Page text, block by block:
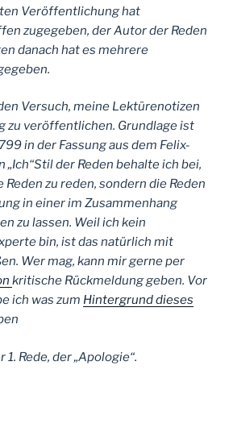
Veröffentlichung hat
zugegeben, der Autor der Reden
danach hat es mehrere
Versuch, meine Lektürenotizen
zu veröffentlichen. Grundlage ist
in der Fassung aus dem Felix-
„Ich“Stil der Reden behalte ich bei,
Reden zu reden, sondern die Reden
in einer im Zusammenhang
zu lassen. Weil ich kein
bin, ist das natürlich mit
Wer mag, kann mir gerne per
kritische Rückmeldung geben. Vor
ich was zum Hintergrund dieses
Rede, der „Apologie“.